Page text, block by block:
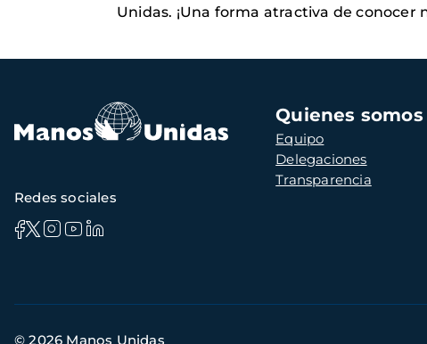
Unidas. ¡Una forma atractiva de
Navegación
principal
Quienes somos
Equipo
Delegaciones
Transparencia
Redes sociales
© 2026 Manos Unidas